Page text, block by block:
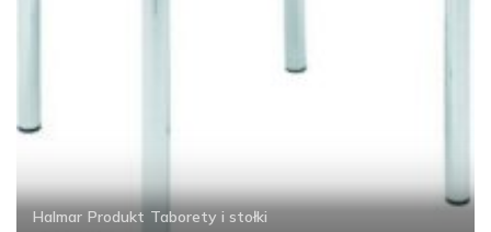
Halmar Produkt Taborety i stołki